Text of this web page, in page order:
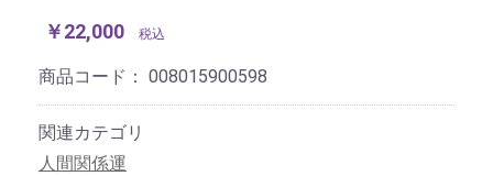
￥22,000 税込
商品コード： 008015900598
関連カテゴリ
人間関係運